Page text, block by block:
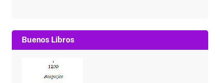
Buenos Libros